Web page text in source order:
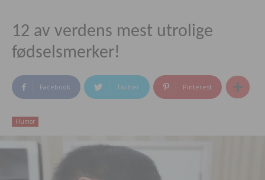
12 av verdens mest utrolige
fødselsmerker!
Facebook Twitter Pinterest
Humor